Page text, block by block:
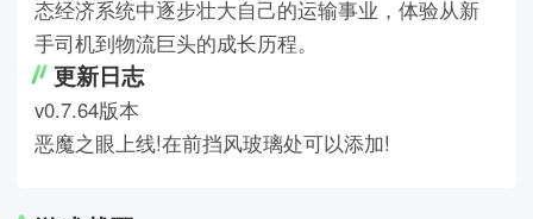
态经济系统中逐步壮大自己的运输事业，体验从新
手司机到物流巨头的成长历程。
更新日志
v0.7.64版本
恶魔之眼上线!在前挡风玻璃处可以添加!